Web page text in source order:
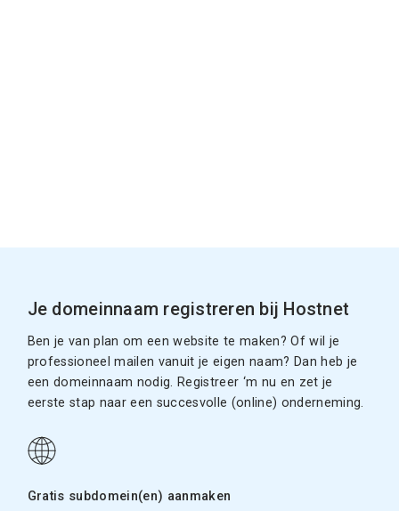
Je domeinnaam registreren bij Hostnet
Ben je van plan om een website te maken? Of wil je
professioneel mailen vanuit je eigen naam? Dan heb je
een domeinnaam nodig. Registreer ‘m nu en zet je
eerste stap naar een succesvolle (online) onderneming.
Gratis subdomein(en) aanmaken